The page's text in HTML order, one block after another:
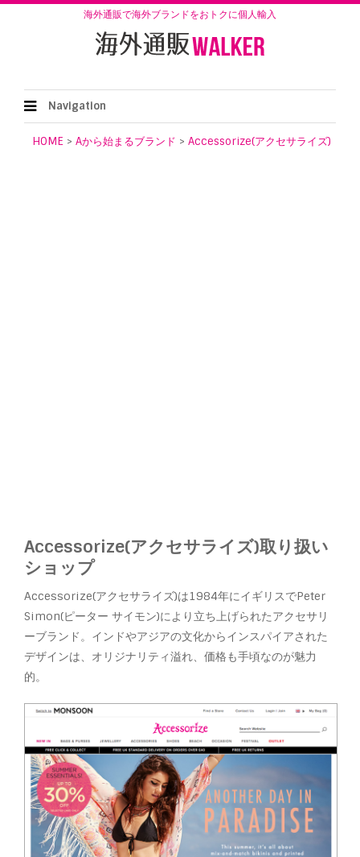
海外通販で海外ブランドをおトクに個人輸入
Navigation
HOME > Aから始まるブランド > Accessorize(アクセサライズ)
Accessorize(アクセサライズ)取り扱い
ショップ
Accessorize(アクセサライズ)は1984年にイギリスでPeter
Simon(ピーター サイモン)により立ち上げられたアクセサリ
ーブランド。インドやアジアの文化からインスパイアされた
デザインは、オリジナリティ溢れ、価格も手頃なのが魅力
的。